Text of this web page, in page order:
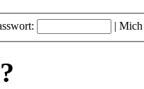
| Mich